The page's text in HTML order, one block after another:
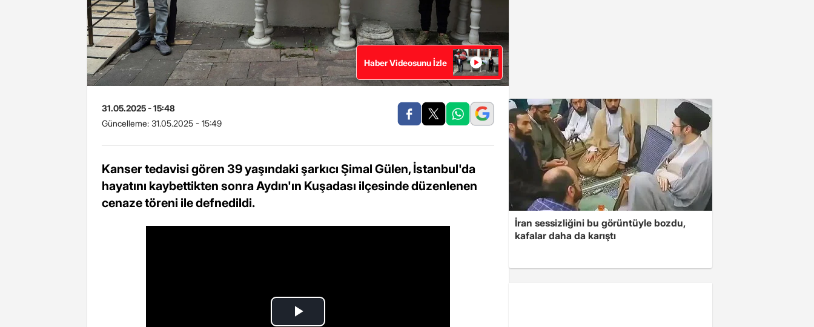
Haber Videosunu İzle
31.05.2025 - 15:48
Güncelleme: 31.05.2025 - 15:49
Kanser tedavisi gören 39 yaşındaki şarkıcı Şimal Gülen, İstanbul'da
hayatını kaybettikten sonra Aydın'ın Kuşadası ilçesinde düzenlenen
cenaze töreni ile defnedildi.
İran sessizliğini bu görüntüyle bozdu,
kafalar daha da karıştı